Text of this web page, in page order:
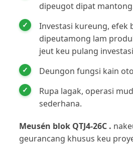
dipeugot dipat
Investasi kureung, efek
dipeutamong lam
jeut keu pulang
Deungon fungsi kain
Rupa lagak, operasi
sederhana.
Meusén blok QTJ4-26C .
geurancang khusus keu